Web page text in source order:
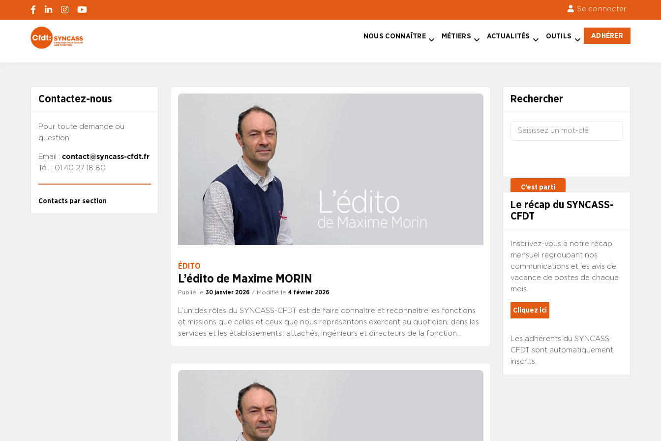
Se connecter
NOUS CONNAÎTRE MÉTIERS ACTUALITÉS OUTILS ADHÉRER
Contactez-nous
Pour toute demande ou
question.
Email : contact@syncass-cfdt.fr
Tél. : 01 40 27 18 80
Contacts par section
ÉDITO
L’édito de Maxime MORIN
Publié le 30 janvier 2026 / Modifié le 4 février 2026
L’un des rôles du SYNCASS-CFDT est de faire connaître et reconnaître les fonctions
et missions que celles et ceux que nous représentons exercent au quotidien, dans les
services et les établissements : attachés, ingénieurs et directeurs de la fonction
professionnels incluant la notion de mobilité, par la voie du détachement ou de la
mise à disposition. Mais de quoi parle-t-on concrètement quand on évoque cette
possibilité de mobilité ? Quels mécanismes différents cela recouvre-t-il ? Quelles en
sont les conséquences pratiques, les bénéfices à en attendre mais aussi les efforts
personnels consentis à l’occasion de ces périodes où l’on quitte son corps
Rechercher
Le récap du SYNCASS-
CFDT
Inscrivez-vous à notre récap
mensuel regroupant nos
communications et les avis de
vacance de postes de chaque
mois.
Cliquez ici
Les adhérents du SYNCASS-
CFDT sont automatiquement
inscrits.